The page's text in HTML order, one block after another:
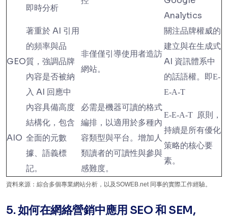
即時分析
Analytics
GEO
著重於 AI 引用
的頻率與品
質，強調品牌
內容是否被納
入 AI 回應中
非僅僅引導使用者造訪
網站。
關注品牌權威的
建立與在生成式
AI 資訊體系中
的話語權。即E-
E-A-T
AIO
內容具備高度
結構化，包含
全面的元數
據、語義標
記。
必需是機器可讀的格式
編排，以適用於多種內
容類型與平台。增加人
類讀者的可讀性與參與
感難度。
E-E-A-T 原則，
持續是所有優化
策略的核心要
素。
資料來源：綜合多個專業網站分析，以及SOWEB.net 同事的實際工作經驗。
5. 如何在網絡營銷中應用 SEO 和 SEM,